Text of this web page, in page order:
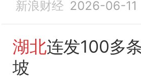
新浪财经 2026-06-11
湖北连发100多
坡